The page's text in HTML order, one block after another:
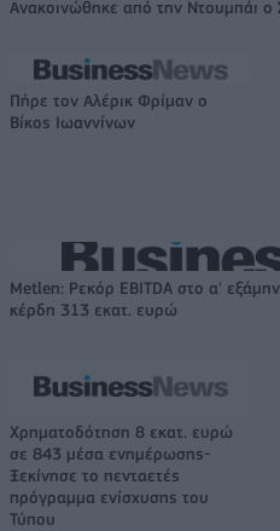
Ανακοινώθηκε από την Ντουμπάι ο
Πήρε τον Αλέρικ Φρίμαν ο
Βίκος Ιωαννίνων
Metlen: Ρεκόρ EBITDA στο α'
κέρδη 313 εκατ. ευρώ
Χρηματοδότηση 8 εκατ. ευρώ
σε 843 μέσα ενημέρωσης-
Ξεκίνησε το πενταετές
πρόγραμμα ενίσχυσης του
Τύπου